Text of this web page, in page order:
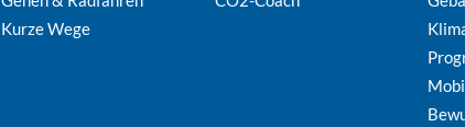
Kurze Wege